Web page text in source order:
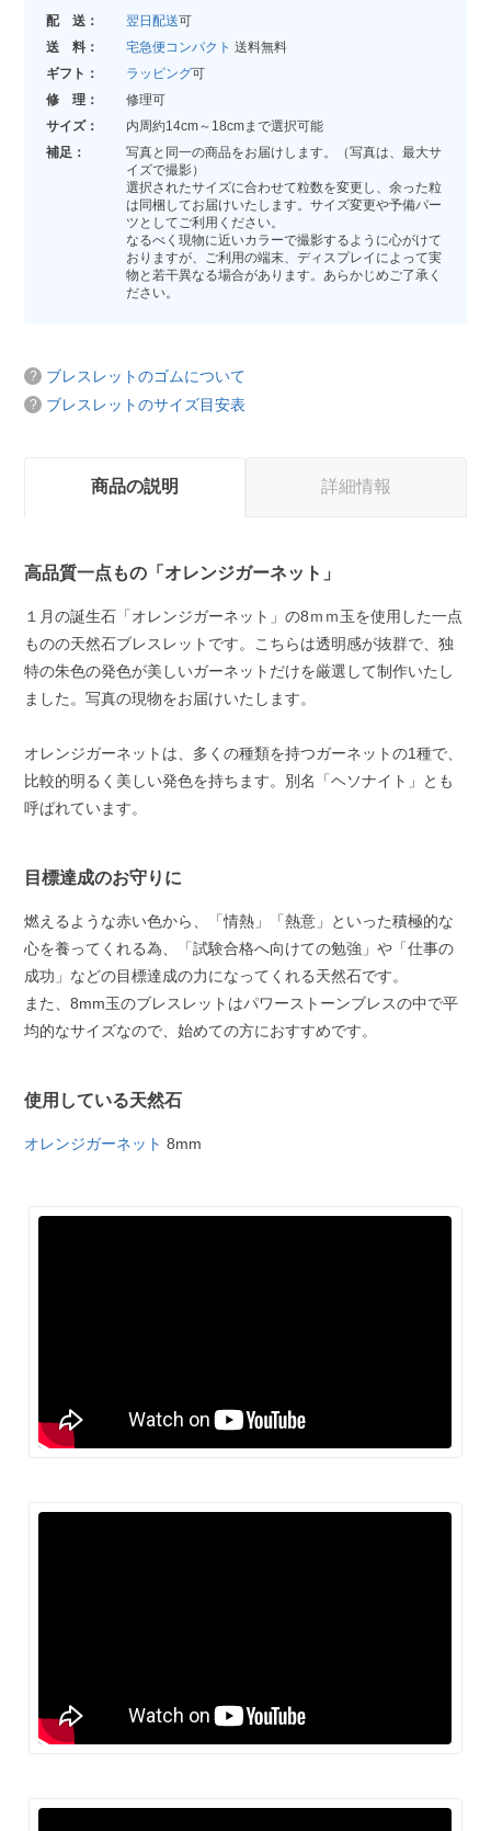
配 送： 翌日配送可
送 料：
宅急便コンパクト 送料無料
ギフト：
ラッピング可
修 理：
修理可
サイズ：
内周約14cm～18cmまで選択可能
補足：
写真と同一の商品をお届けします。（写真は、最大サ
イズで撮影）
選択されたサイズに合わせて粒数を変更し、余った粒
は同梱してお届けいたします。サイズ変更や予備パー
ツとしてご利用ください。
なるべく現物に近いカラーで撮影するように心がけて
おりますが、ご利用の端末、ディスプレイによって実
物と若干異なる場合があります。あらかじめご了承く
ださい。
ブレスレットのゴムについて
ブレスレットのサイズ目安表
商品の説明 詳細情報
高品質一点もの「オレンジガーネット」
１月の誕生石「オレンジガーネット」の8ｍｍ玉を使用した一点
ものの天然石ブレスレットです。こちらは透明感が抜群で、独
特の朱色の発色が美しいガーネットだけを厳選して制作いたし
ました。写真の現物をお届けいたします。
オレンジガーネットは、多くの種類を持つガーネットの1種で、
比較的明るく美しい発色を持ちます。別名「ヘソナイト」とも
呼ばれています。
目標達成のお守りに
燃えるような赤い色から、「情熱」「熱意」といった積極的な
心を養ってくれる為、「試験合格へ向けての勉強」や「仕事の
成功」などの目標達成の力になってくれる天然石です。
また、8mm玉のブレスレットはパワーストーンブレスの中で平
均的なサイズなので、始めての方におすすめです。
使用している天然石
オレンジガーネット 8mm